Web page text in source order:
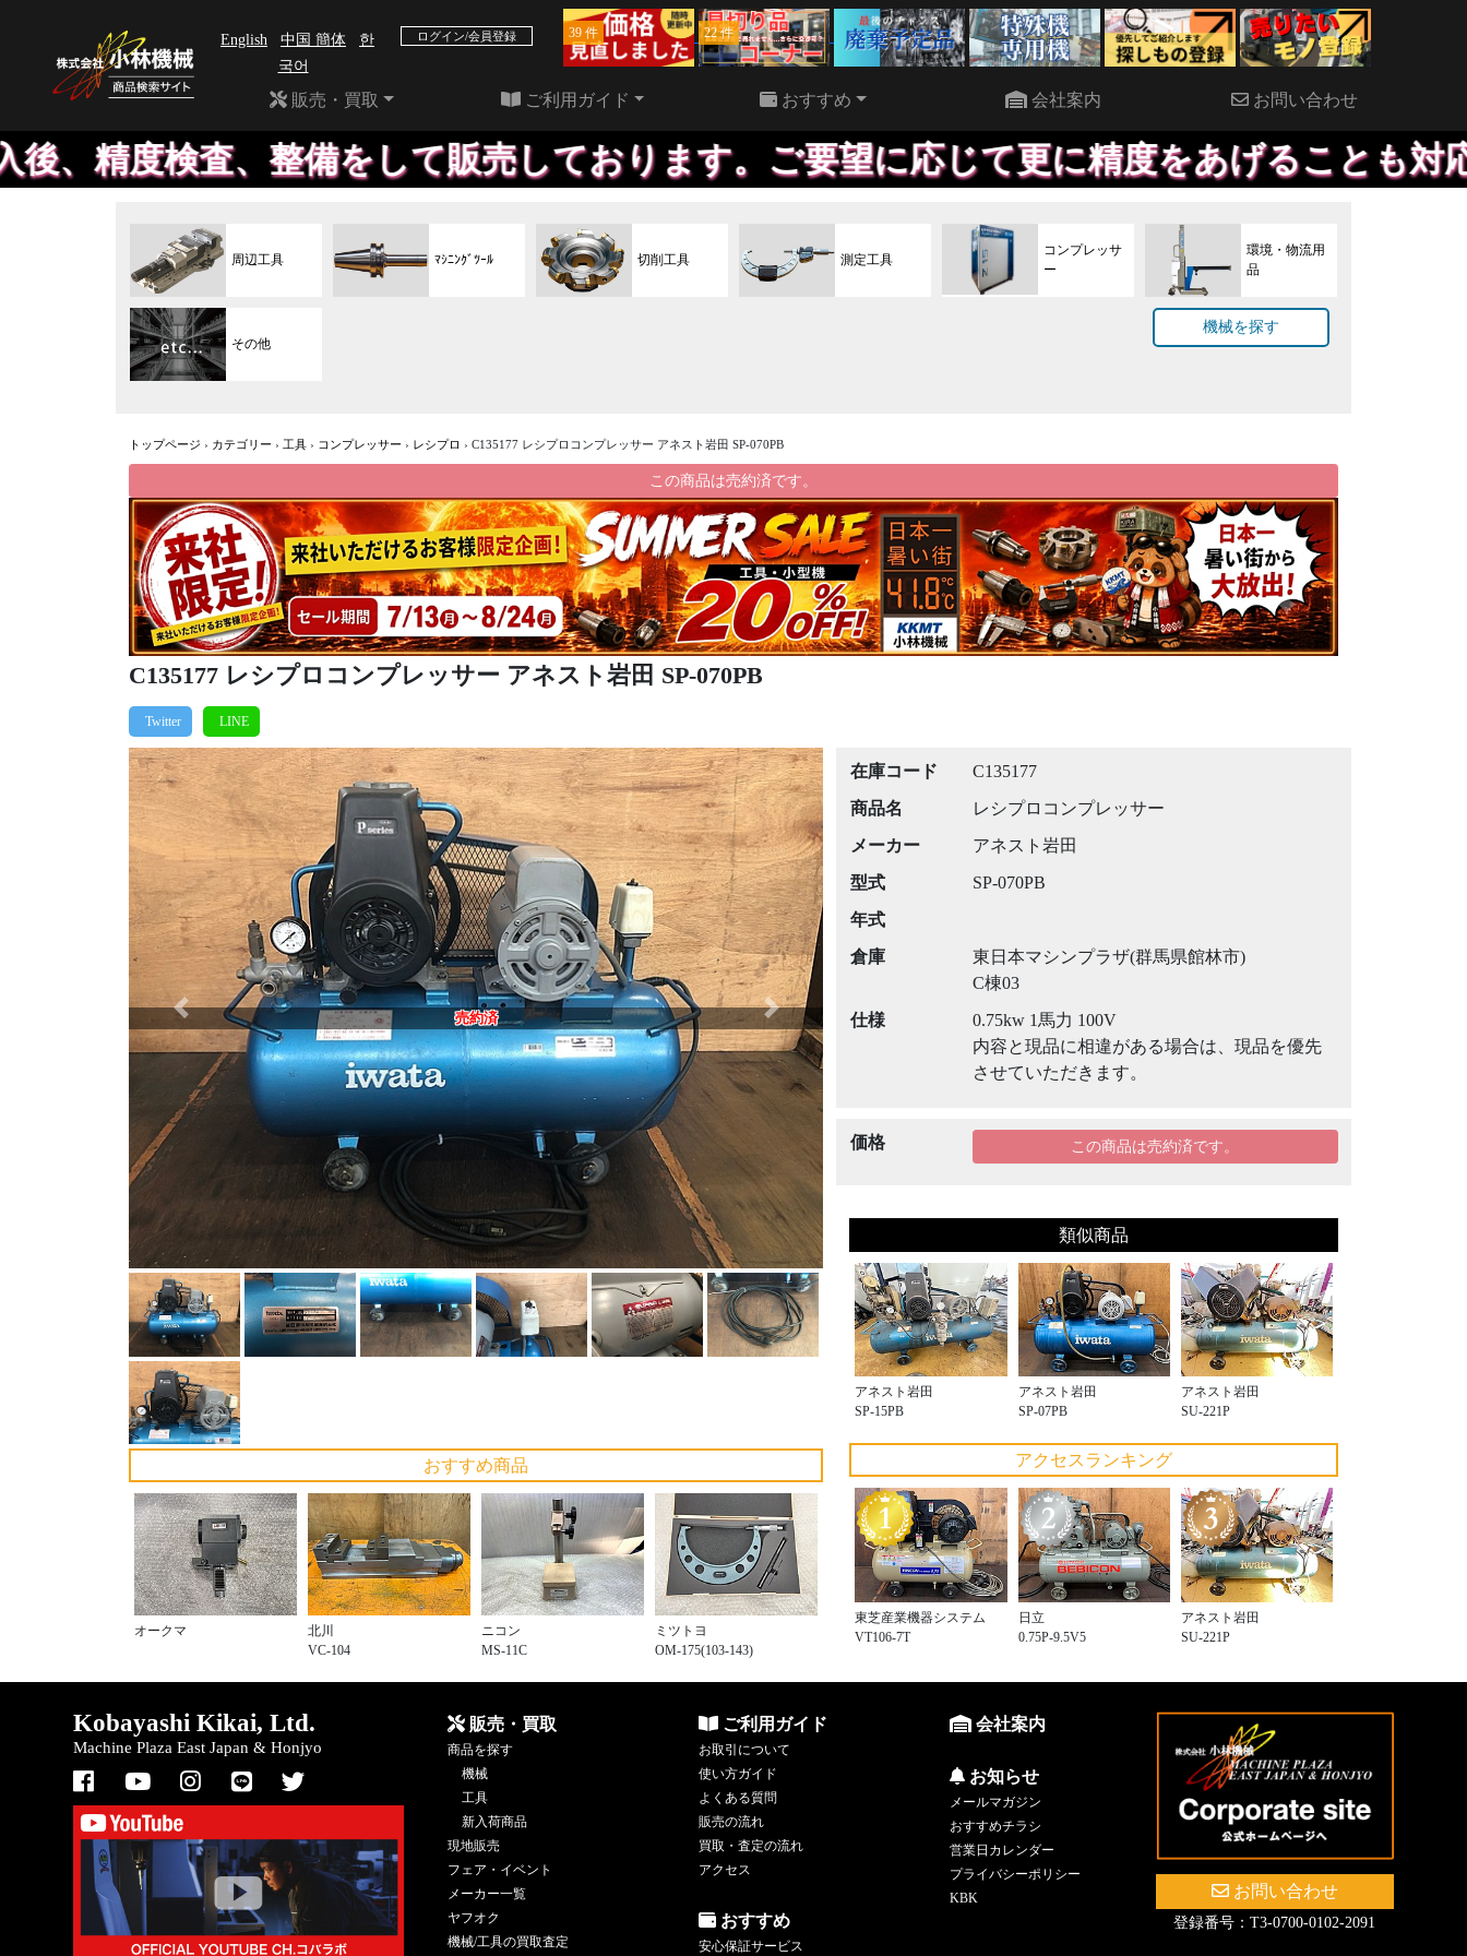
English 中国 簡体
한
국어
ログイン/会員登録 39 件 22 件
販売・買取 ご利用ガイド おすすめ 会社案内 お問い合わせ
整備をして販売しております。ご要望に応じて更に精度をあげることも対応しておりま
周辺工具 ﾏｼﾆﾝｸﾞﾂｰﾙ 切削工具 測定工具
コンプレッサ
ー
環境・物流用
品
その他
機械を探す
トップページ › カテゴリー › 工具 › コンプレッサー › レシプロ › C135177 レシプロコンプレッサー アネスト岩田 SP-070PB
この商品は売約済です。
C135177 レシプロコンプレッサー アネスト岩田 SP-070PB
売約済
Previous Next
おすすめ商品
オークマ
北川
VC-104
ニコン
MS-11C
ミツトヨ
OM-175(103-143)
在庫コード
C135177
商品名
レシプロコンプレッサー
メーカー
アネスト岩田
型式
SP-070PB
年式
倉庫
東日本マシンプラザ(群馬県館林市)
C棟03
仕様
0.75kw 1馬力 100V
内容と現品に相違がある場合は、現品を優先
させていただきます。
価格 この商品は売約済です。
類似商品
アネスト岩田
SP-15PB
アネスト岩田
SP-07PB
アネスト岩田
SU-221P
アクセスランキング
東芝産業機器システム
VT106-7T
日立
0.75P-9.5V5
アネスト岩田
SU-221P
Kobayashi Kikai, Ltd.
Machine Plaza East Japan & Honjyo
販売・買取
商品を探す
機械
工具
新入荷商品
現地販売
フェア・イベント
メーカー一覧
ヤフオク
機械/工具の買取査定
ご利用ガイド
お取引について
使い方ガイド
よくある質問
販売の流れ
買取・査定の流れ
アクセス
おすすめ
安心保証サービス
会社案内
お知らせ
メールマガジン
おすすめチラシ
営業日カレンダー
プライバシーポリシー
KBK
お問い合わせ
登録番号：T3-0700-0102-2091